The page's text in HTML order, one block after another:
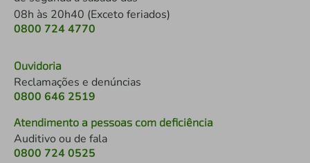
08h às 20h40 (Exceto feriados)
0800 724 4770
Ouvidoria
Reclamações e denúncias
0800 646 2519
Atendimento a pessoas com deficiência
Auditivo ou de fala
0800 724 0525